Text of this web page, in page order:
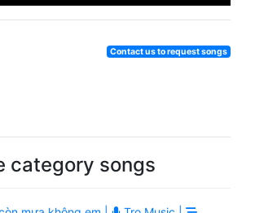
Contact us to request songs
category songs